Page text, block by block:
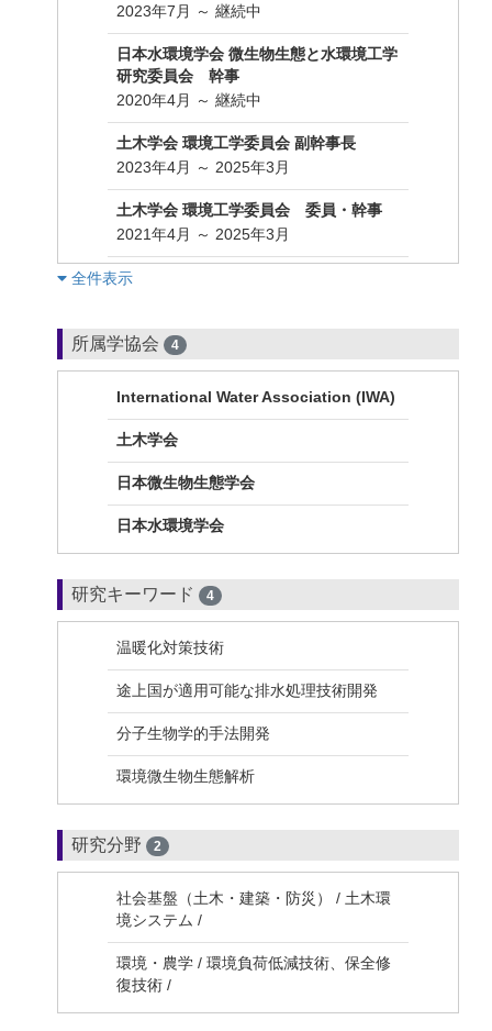
2023年7月 ～ 継続中
日本水環境学会 微生物生態と水環境工学
研究委員会 幹事
2020年4月 ～ 継続中
土木学会 環境工学委員会 副幹事長
2023年4月 ～ 2025年3月
土木学会 環境工学委員会 委員・幹事
2021年4月 ～ 2025年3月
︎全件表示
所属学協会 4
International Water Association (IWA)
土木学会
日本微生物生態学会
日本水環境学会
研究キーワード 4
温暖化対策技術
途上国が適用可能な排水処理技術開発
分子生物学的手法開発
環境微生物生態解析
研究分野 2
社会基盤（土木・建築・防災） / 土木環
境システム /
環境・農学 / 環境負荷低減技術、保全修
復技術 /